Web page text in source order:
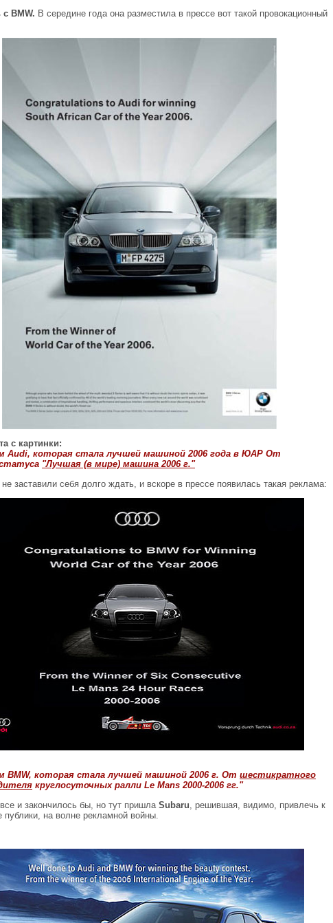
BMW. В середине года она разместила в прессе вот такой провокационный
с картинки:
Audi, которая стала лучшей машиной 2006 года в ЮАР От
"Лучшая (в мире) машина 2006 г."
не заставили себя долго ждать, и вскоре в прессе появилась такая реклама:
BMW, которая стала лучшей машиной 2006 г. От шестикратного
круглосуточных ралли Le Mans 2000-2006 гг."
и закончилось бы, но тут пришла Subaru , решившая, видимо, привлечь к
публики, на волне рекламной войны.